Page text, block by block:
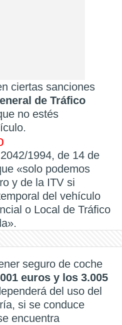
ciertas sanciones
de Tráfico
no estés
1994, de 14 de
«solo podemos
y de la ITV si
del vehículo
o Local de Tráfico
seguro de coche
euros y los 3.005
del uso del
si se conduce
encuentra